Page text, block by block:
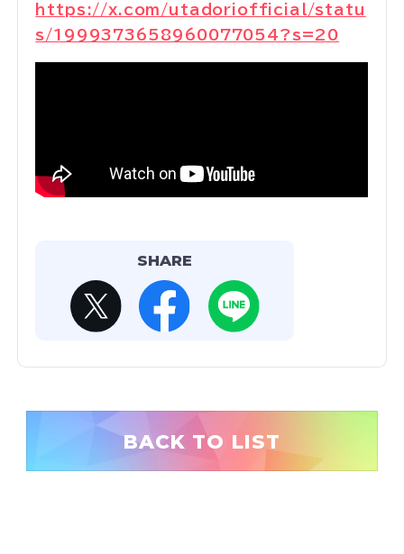
https://x.com/utadoriofficial/statu
s/1999373658960077054?s=20
SHARE
BACK TO LIST